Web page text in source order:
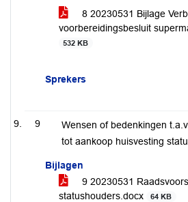
8 20230531 Bijlage
voorbereidingsbesluit
532 KB
Sprekers
9
Wensen of bedenkingen
tot aankoop huisvesting
Bijlagen
9 20230531
statushouders.docx
64 KB